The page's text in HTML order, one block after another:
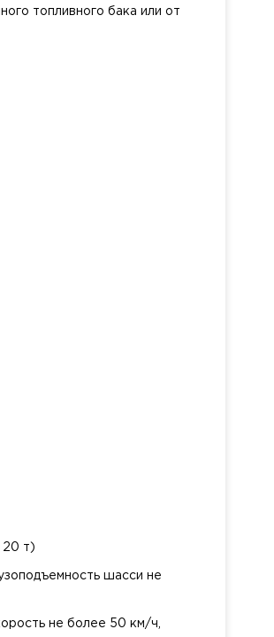
топливного бака или от
20 т)
шасси не
не более 50 км/ч,